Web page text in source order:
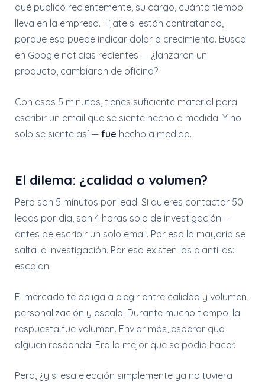
qué publicó recientemente, su cargo, cuánto tiempo
lleva en la empresa. Fíjate si están contratando,
porque eso puede indicar dolor o crecimiento. Busca
en Google noticias recientes — ¿lanzaron un
producto, cambiaron de oficina?
Con esos 5 minutos, tienes suficiente material para
escribir un email que se siente hecho a medida. Y no
solo se siente así — fue hecho a medida.
El dilema: ¿calidad o volumen?
Pero son 5 minutos por lead. Si quieres contactar 50
leads por día, son 4 horas solo de investigación —
antes de escribir un solo email. Por eso la mayoría se
salta la investigación. Por eso existen las plantillas:
escalan.
El mercado te obliga a elegir entre calidad y volumen,
personalización y escala. Durante mucho tiempo, la
respuesta fue volumen. Enviar más, esperar que
alguien responda. Era lo mejor que se podía hacer.
Pero, ¿y si esa elección simplemente ya no tuviera